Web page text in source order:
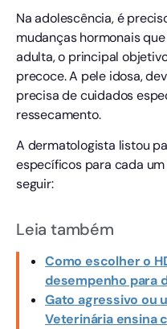
Na adolescência, é
mudanças hormonais
adulta, o principal
precoce. A pele idosa,
precisa de cuidados
ressecamento.
A dermatologista listou
específicos para cada
seguir:
Leia também
Como escolher o
desempenho para
Gato agressivo ou
Veterinária ensina